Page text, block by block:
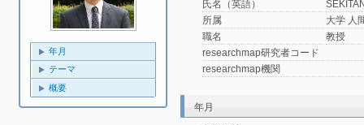
年月
テーマ
概要
氏名（英語）
所属
大学 人
職名
教授
researchmap研究者コード
researchmap機関
年月